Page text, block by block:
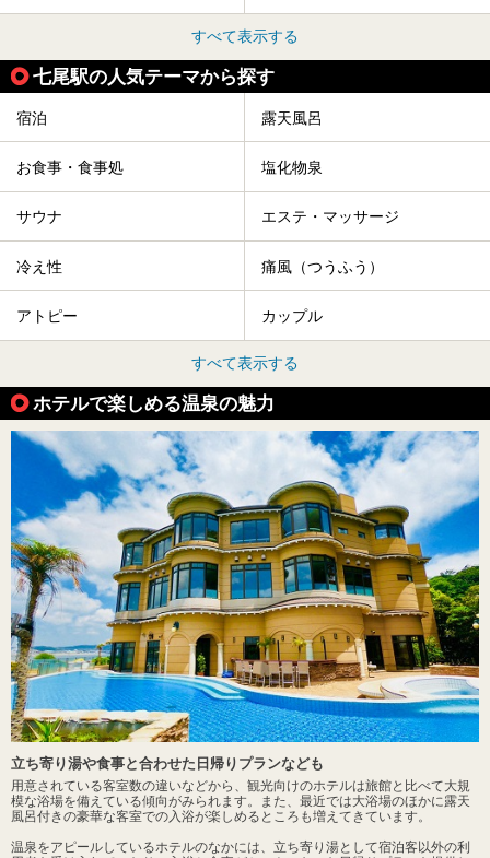
すべて表示する
七尾駅の人気テーマから探す
宿泊 露天風呂
お食事・食事処 塩化物泉
サウナ エステ・マッサージ
冷え性 痛風（つうふう）
アトピー カップル
すべて表示する
ホテルで楽しめる温泉の魅力
立ち寄り湯や食事と合わせた日帰りプランなども
用意されている客室数の違いなどから、観光向けのホテルは旅館と比べて大規
模な浴場を備えている傾向がみられます。また、最近では大浴場のほかに露天
風呂付きの豪華な客室での入浴が楽しめるところも増えてきています。
温泉をアピールしているホテルのなかには、立ち寄り湯として宿泊客以外の利